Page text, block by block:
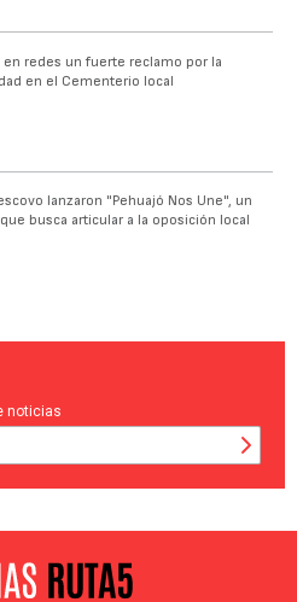
en redes un fuerte reclamo por la
en el Cementerio local
lanzaron "Pehuajó Nos Une", un
busca articular a la oposición local
noticias